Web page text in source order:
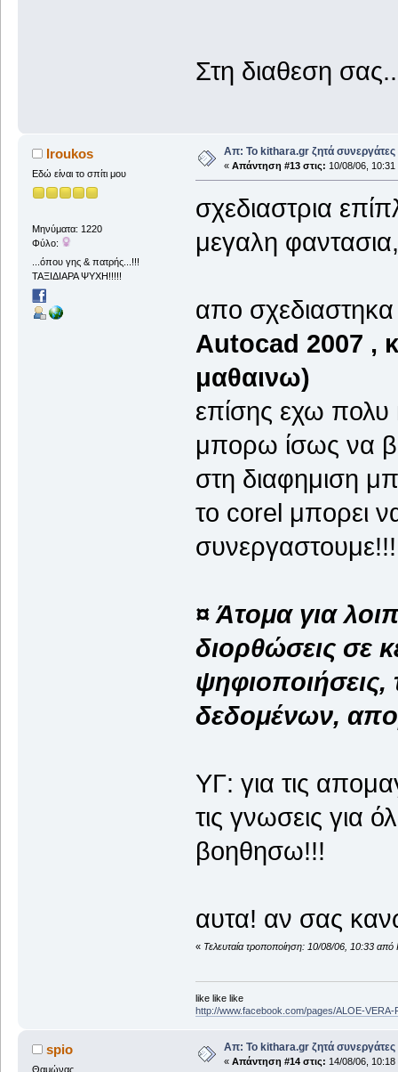
Στη διαθεση
Iroukos
Εδώ είναι το σπίτι μου
Μηνύματα: 1220
Φύλο:
...όπου γης & πατρής...!!!
ΤΑΞΙΔΙΑΡΑ ΨΥΧΗ!!!!!
Απ: Το kithara.gr ζητά συνεργάτες
« Απάντηση #13 στις: 10/08/06, 10:31
σχεδιαστρια
μεγαλη
απο
Autocad 2007 ,
μαθαινω)
επίσης εχω πολυ
μπορω ίσως να
στη διαφημιση
το corel μπορει
¤ Άτομα για
διορθώσεις σε
ψηφιοποιήσεις,
δεδομένων,
ΥΓ: για τις
τις γνωσεις για
βοηθησω!!!
αυτα! αν σας
« Τελευταία τροποποίηση: 10/08/06, 10:33
like like like
http://www.facebook.com/pages/ALOE-VERA-
spio
Θαμώνας
Απ: Το kithara.gr ζητά συνεργάτες
« Απάντηση #14 στις: 14/08/06, 10:18